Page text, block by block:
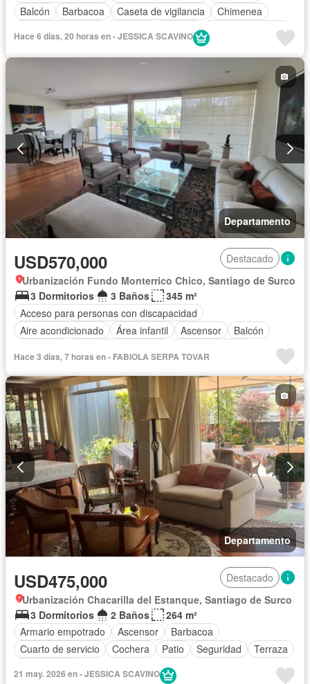
Balcón
Barbacoa Caseta de vigilancia
Chimenea
Terraza
Vista panorámica
Hace 6 días, 20 horas en - JESSICA SCAVINO
Departamento
USD570,000
Destacado
Urbanización Fundo Monterrico Chico, Santiago de Surco
3 Dormitorios
3 Baños
345 m²
Acceso para personas con discapacidad
Aire acondicionado
Área infantil Ascensor
Balcón
Cocina equipada
Cuarto de servicio Cochera
Gimnasio
Jardín
Piscina
Hace 3 días, 7 horas en - FABIOLA SERPA TOVAR
Departamento
USD475,000
Destacado
Urbanización Chacarilla del Estanque, Santiago de Surco
3 Dormitorios
2 Baños
264 m²
Armario empotrado
Ascensor
Barbacoa
Cuarto de servicio
Cochera Patio Seguridad
Terraza
21 may. 2026 en - JESSICA SCAVINO